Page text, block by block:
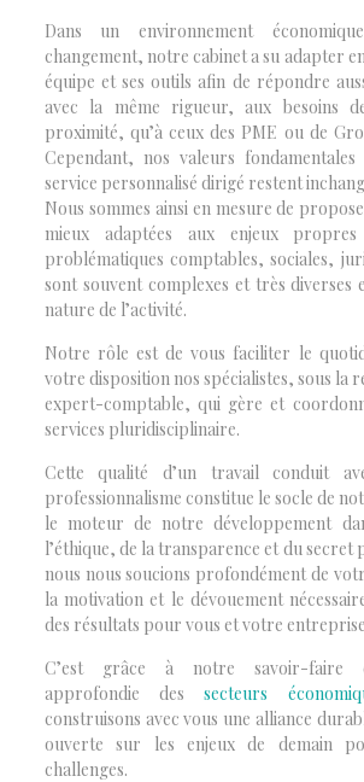
Dans un environnement
changement, notre cabinet a su adapter
équipe et ses outils afin de répondre
avec la même rigueur, aux besoins
proximité, qu’à ceux des PME ou de
Cependant, nos valeurs
service personnalisé dirigé restent
Nous sommes ainsi en mesure de
mieux adaptées aux enjeux
problématiques comptables, sociales,
sont souvent complexes et très diverses
nature de l’activité.
Notre rôle est de vous faciliter le
votre disposition nos spécialistes, sous la
expert-comptable, qui gère et
services pluridisciplinaire.
Cette qualité d’un travail conduit
professionnalisme constitue le socle de
le moteur de notre développement
l’éthique, de la transparence et du secret
nous nous soucions profondément de
la motivation et le dévouement
des résultats pour vous et votre
C’est grâce à notre savoir-faire
approfondie dessecteurs
construisons avec vous une alliance
ouverte sur les enjeux de demain
challenges.